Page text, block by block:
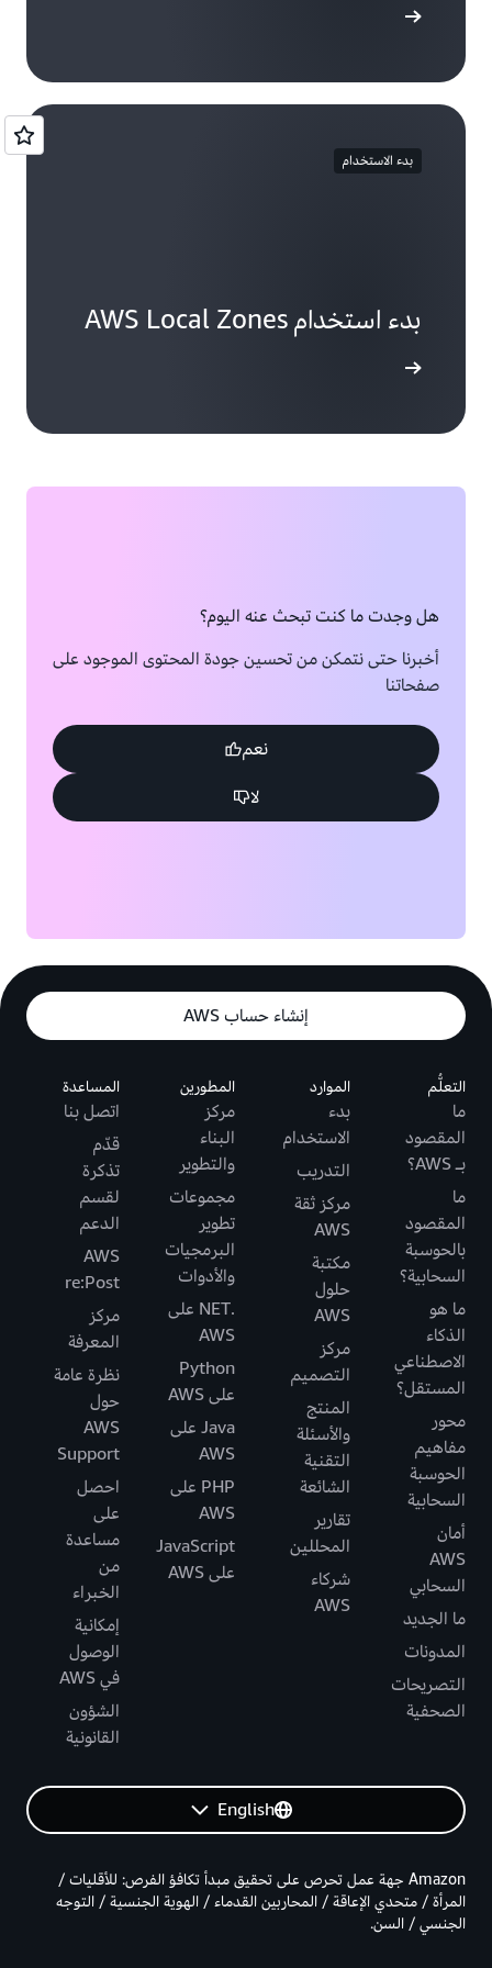
بدء الاستخدام
بدء استخدام AWS Local Zones
هل وجدت ما كنت تبحث عنه اليوم؟
أخبرنا حتى نتمكن من تحسين جودة المحتوى الموجود على
صفحاتنا
نعم
لا
إنشاء حساب AWS
التعلُّم
ما
المقصود
بـ AWS؟
ما
المقصود
بالحوسبة
السحابية؟
ما هو
الذكاء
الاصطناعي
المستقل؟
محور
مفاهيم
الحوسبة
السحابية
أمان
AWS
السحابي
ما الجديد
المدونات
التصريحات
الصحفية
الموارد
بدء
الاستخدام
التدريب
مركز ثقة
AWS
مكتبة
حلول
AWS
مركز
التصميم
المنتج
والأسئلة
التقنية
الشائعة
تقارير
المحللين
شركاء
AWS
المطورين
مركز
البناء
والتطوير
مجموعات
تطوير
البرمجيات
والأدوات
.NET على
AWS
Python
على AWS
Java على
AWS
PHP على
AWS
JavaScript
على AWS
المساعدة
اتصل بنا
قدّم
تذكرة
لقسم
الدعم
AWS
re:Post
مركز
المعرفة
نظرة عامة
حول
AWS
Support
احصل
على
مساعدة
من
الخبراء
إمكانية
الوصول
في AWS
الشؤون
القانونية
English
Amazon جهة عمل تحرص على تحقيق مبدأ تكافؤ الفرص: للأقليات /
المرأة / متحدي الإعاقة / المحاربين القدماء / الهوية الجنسية / التوجه
الجنسي / السن.